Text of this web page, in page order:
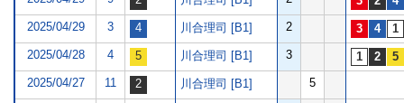
2025/04/29 3 川合理司 [B1] 2
2025/04/28 4 川合理司 [B1] 3
2025/04/27 11 川合理司 [B1] 5